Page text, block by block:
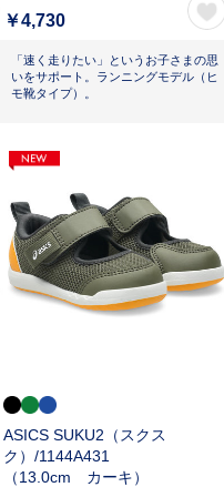
￥4,730
「速く走りたい」というお子さまの思
いをサポート。ランニングモデル（ヒ
モ靴タイプ）。
ASICS SUKU2（スクス
ク）/1144A431
（13.0cm カーキ）